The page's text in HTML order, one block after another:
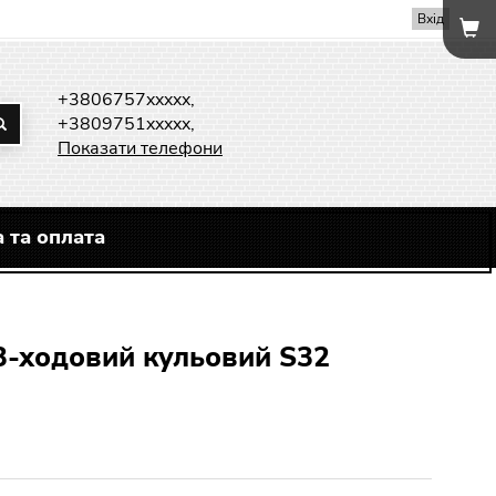
Вхід
+3806757xxxxx,
+3809751xxxxx,
Показати телефони
та оплата
ходовий кульовий S32